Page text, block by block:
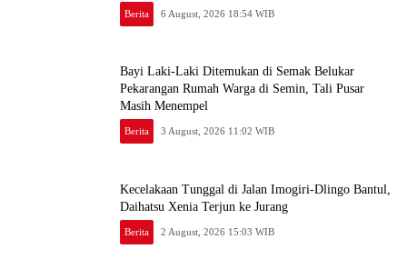
Berita 6 August, 2026 18:54 WIB
Bayi Laki-Laki Ditemukan di Semak Belukar
Pekarangan Rumah Warga di Semin, Tali Pusar
Masih Menempel
Berita 3 August, 2026 11:02 WIB
Kecelakaan Tunggal di Jalan Imogiri-Dlingo Bantul,
Daihatsu Xenia Terjun ke Jurang
Berita 2 August, 2026 15:03 WIB